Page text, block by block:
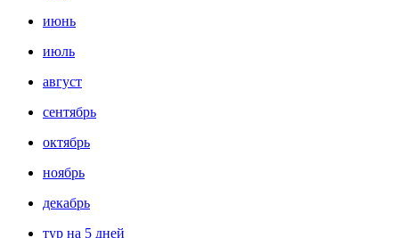
июнь
июль
август
сентябрь
октябрь
ноябрь
декабрь
тур на 5 дней